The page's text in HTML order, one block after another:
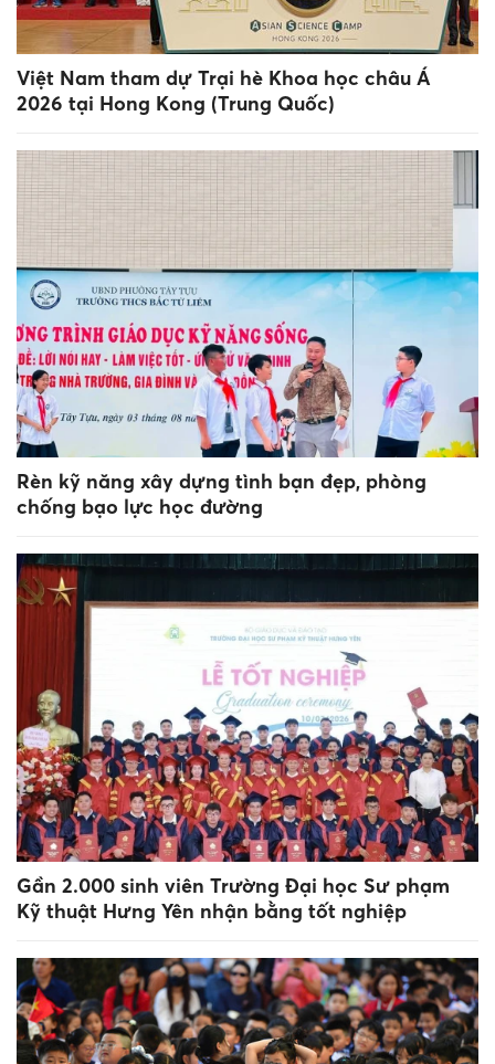
Việt Nam tham dự Trại hè Khoa học châu Á
2026 tại Hong Kong (Trung Quốc)
Rèn kỹ năng xây dựng tình bạn đẹp, phòng
chống bạo lực học đường
Gần 2.000 sinh viên Trường Đại học Sư phạm
Kỹ thuật Hưng Yên nhận bằng tốt nghiệp